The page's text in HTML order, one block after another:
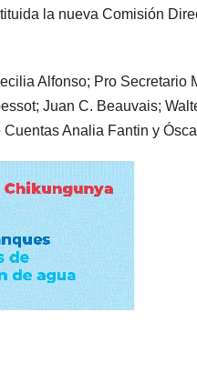
la nueva Comisión
Alfonso; Pro Secretario
Juan C. Beauvais;
Analia Fantin y